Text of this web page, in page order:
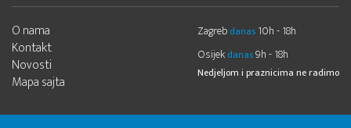
O nama
Kontakt
Novosti
Mapa sajta
Zagreb danas 10h - 18h
Osijek danas9h - 18h
Nedjeljom i praznicima ne radimo